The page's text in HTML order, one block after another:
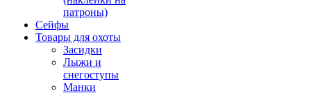
патроны)
Сейфы
Товары для охоты
Засидки
Лыжи и
снегоступы
Манки